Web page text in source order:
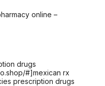
online –
drugs
#]mexican rx
prescription drugs